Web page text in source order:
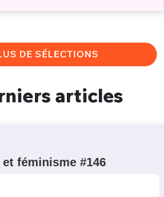
DE SÉLECTIONS
articles
féminisme #146